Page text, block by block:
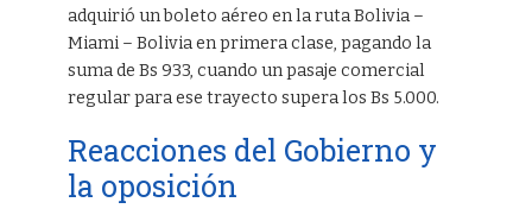
adquirió un boleto aéreo en la ruta Bolivia –
Miami – Bolivia en primera clase, pagando la
suma de Bs 933, cuando un pasaje comercial
regular para ese trayecto supera los Bs 5.000.
Reacciones del Gobierno y
la oposición